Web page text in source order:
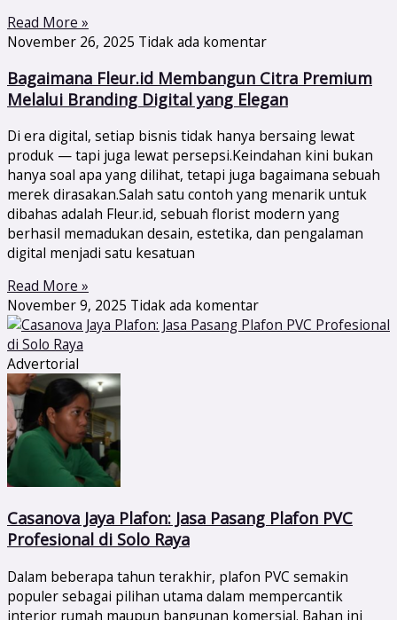
Read More »
November 26, 2025 Tidak ada komentar
Bagaimana Fleur.id Membangun Citra Premium
Melalui Branding Digital yang Elegan
Di era digital, setiap bisnis tidak hanya bersaing lewat
produk — tapi juga lewat persepsi.Keindahan kini bukan
hanya soal apa yang dilihat, tetapi juga bagaimana sebuah
merek dirasakan.Salah satu contoh yang menarik untuk
dibahas adalah Fleur.id, sebuah florist modern yang
berhasil memadukan desain, estetika, dan pengalaman
digital menjadi satu kesatuan
Read More »
November 9, 2025 Tidak ada komentar
Advertorial
Casanova Jaya Plafon: Jasa Pasang Plafon PVC
Profesional di Solo Raya
Dalam beberapa tahun terakhir, plafon PVC semakin
populer sebagai pilihan utama dalam mempercantik
interior rumah maupun bangunan komersial. Bahan ini